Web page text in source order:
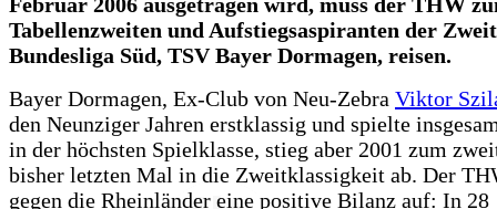
Tabellenzweiten und Aufstiegsaspiranten der
Bundesliga Süd, TSV Bayer Dormagen, reisen.
Bayer Dormagen, Ex-Club von Neu-Zebra Viktor
den Neunziger Jahren erstklassig und spielte
in der höchsten Spielklasse, stieg aber 2001 zum
bisher letzten Mal in die Zweitklassigkeit ab. Der
gegen die Rheinländer eine positive Bilanz auf: In 28